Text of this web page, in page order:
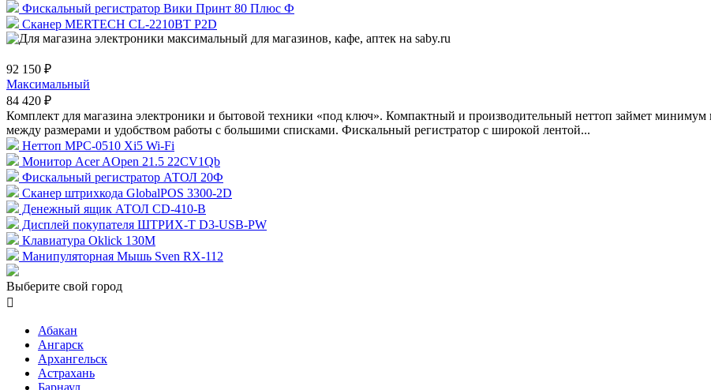
Фискальный регистратор Вики Принт 80 Плюс Ф
Сканер MERTECH CL-2210BT P2D
92 150 ₽
Максимальный
84 420 ₽
Комплект для магазина электроники и бытовой техники «под ключ». Компактный и производительный неттоп займет
между размерами и удобством работы с большими списками. Фискальный регистратор с широкой лентой...
Неттоп MPC-0510 Xi5 Wi-Fi
Монитор Acer AOpen 21.5 22CV1Qb
Фискальный регистратор АТОЛ 20Ф
Сканер штрихкода GlobalPOS 3300-2D
Денежный ящик АТОЛ CD-410-В
Дисплей покупателя ШТРИХ-T D3-USB-PW
Клавиатура Oklick 130M
Манипуляторная Мышь Sven RX-112
Выберите свой город

Абакан
Ангарск
Архангельск
Астрахань
Барнаул